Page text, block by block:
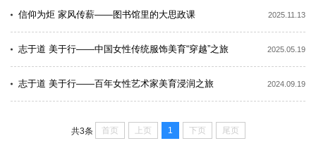
信仰为炬 家风传薪——图书馆里的大思政课 2025.11.13
志于道 美于行——中国女性传统服饰美育“穿越”之旅 2025.05.19
志于道 美于行——百年女性艺术家美育浸润之旅 2024.09.19
共3条 首页 上页 1 下页 尾页